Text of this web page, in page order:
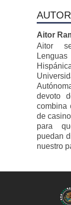
AUTOR
Aitor
Aitor
devoto
combina
de
para
puedan
nuestro